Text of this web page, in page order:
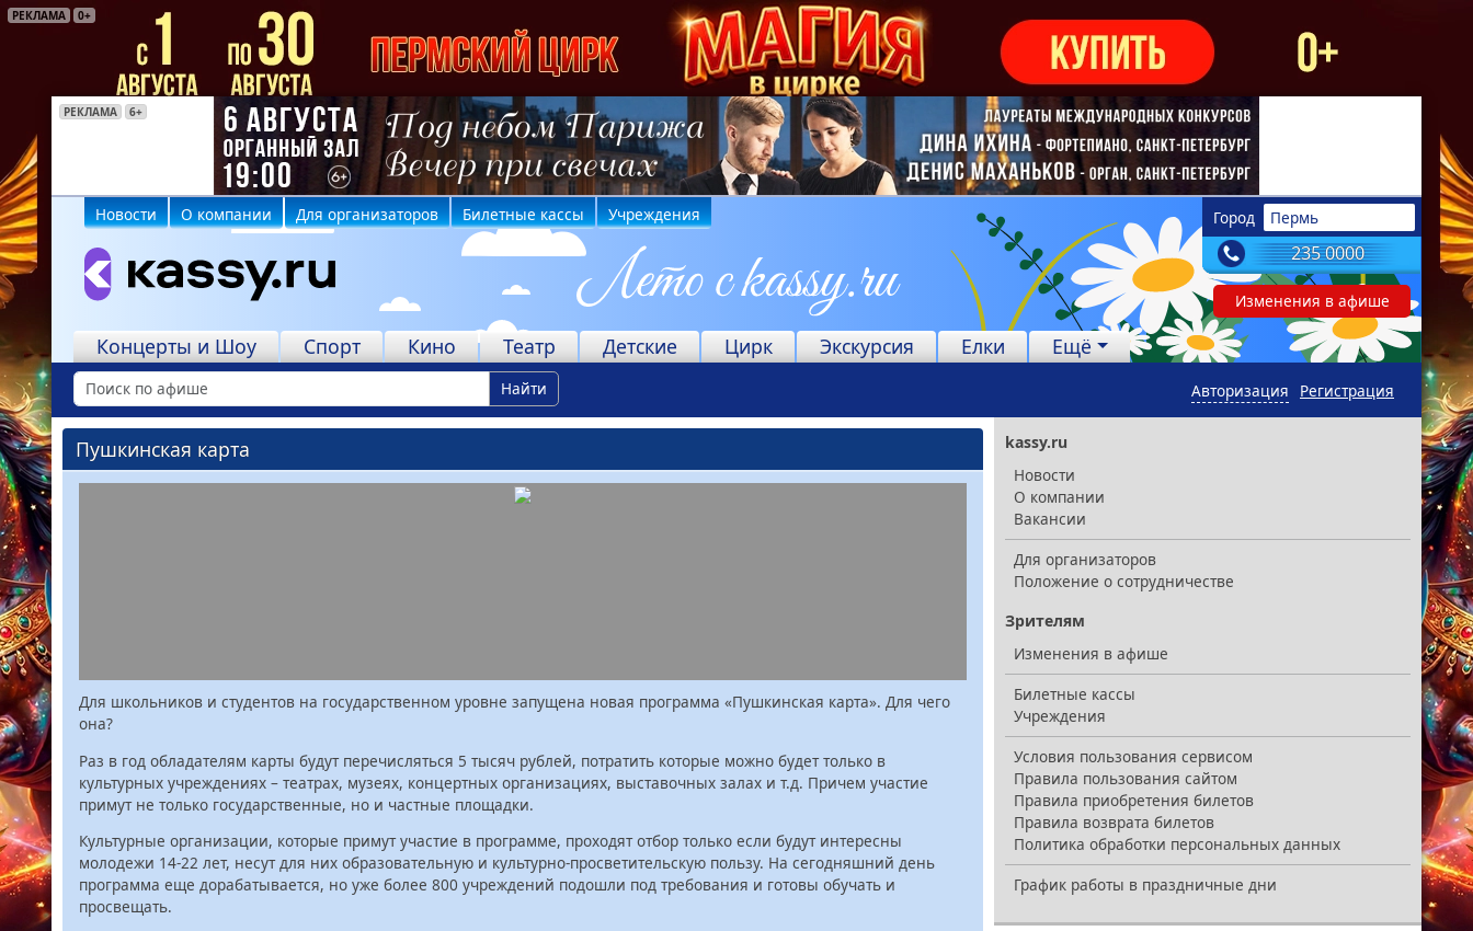
РЕКЛАМА 0+
РЕКЛАМА 6+
РЕКЛАМА 16+
РЕКЛАМА 6+
РЕКЛАМА 12+
РЕКЛАМА 6+
РЕКЛАМА 16+
РЕКЛАМА 6+
Город Пермь
235 0000
Изменения в афише
Новости О компании Для организаторов Билетные кассы Учреждения
Концерты и Шоу Спорт Кино Театр Детские Цирк Экскурсия Елки Ещё
Найти Регистрация
Авторизация
Пушкинская карта
Для школьников и студентов на государственном уровне запущена новая программа «Пушкинская карта». Для чего
она?
Раз в год обладателям карты будут перечисляться 5 тысяч рублей, потратить которые можно будет только в
культурных учреждениях – театрах, музеях, концертных организациях, выставочных залах и т.д. Причем участие
примут не только государственные, но и частные площадки.
Культурные организации, которые примут участие в программе, проходят отбор только если будут интересны
молодежи 14-22 лет, несут для них образовательную и культурно-просветительскую пользу. На сегодняшний день
программа еще дорабатывается, но уже более 800 учреждений подошли под требования и готовы обучать и
просвещать.
kassy.ru
Новости
О компании
Вакансии
Для организаторов
Положение о сотрудничестве
Зрителям
Изменения в афише
Билетные кассы
Учреждения
Условия пользования сервисом
Правила пользования сайтом
Правила приобретения билетов
Правила возврата билетов
Политика обработки персональных данных
График работы в праздничные дни